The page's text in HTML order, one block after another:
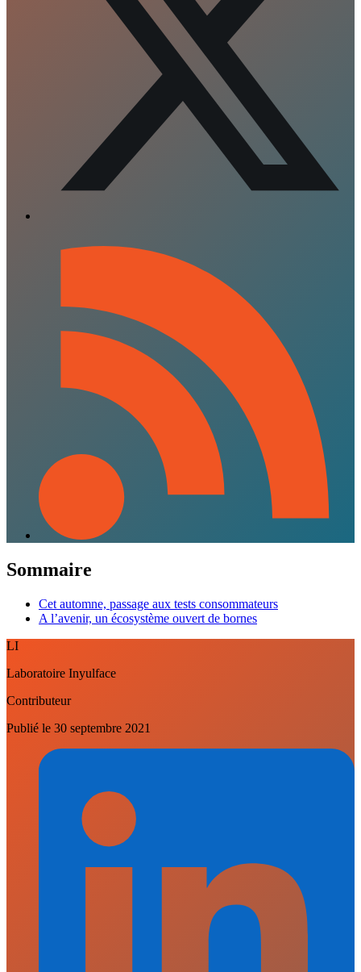
Sommaire
Cet automne, passage aux tests consommateurs
A l’avenir, un écosystème ouvert de bornes
LI
Laboratoire Inyulface
Contributeur
Publié le 30 septembre 2021